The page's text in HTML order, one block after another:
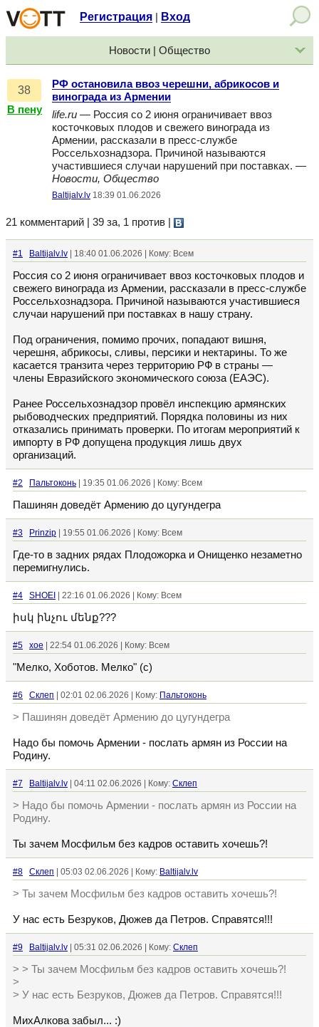
Регистрация Вход
Новости | Общество
38
В пену
РФ остановила ввоз черешни, абрикосов и
винограда из Армении
life.ru — Россия со 2 июня ограничивает ввоз
косточковых плодов и свежего винограда из
Армении, рассказали в пресс-службе
Россельхознадзора. Причиной называются
участившиеся случаи нарушений при поставках. —
Новости, Общество
Baltijalv.lv 18:39 01.06.2026
21 комментарий | 39 за, 1 против
#1 Baltijalv.lv | 18:40 01.06.2026 | Кому: Всем
Россия со 2 июня ограничивает ввоз косточковых плодов и
свежего винограда из Армении, рассказали в пресс-службе
Россельхознадзора. Причиной называются участившиеся
случаи нарушений при поставках в нашу страну.
Под ограничения, помимо прочих, попадают вишня,
черешня, абрикосы, сливы, персики и нектарины. То же
касается транзита через территорию РФ в страны —
члены Евразийского экономического союза (ЕАЭС).
Ранее Россельхознадзор провёл инспекцию армянских
рыбоводческих предприятий. Порядка половины из них
отказались принимать проверки. По итогам мероприятий к
импорту в РФ допущена продукция лишь двух
организаций.
#2 Пальтоконь | 19:35 01.06.2026 | Кому: Всем
Пашинян доведёт Армению до цугундегра
#3 Prinzip | 19:55 01.06.2026 | Кому: Всем
Где-то в задних рядах Плодожорка и Онищенко незаметно
перемигнулись.
#4 SHOEI | 22:16 01.06.2026 | Кому: Всем
իսկ ինչու մենք???
#5 xoe | 22:54 01.06.2026 | Кому: Всем
"Мелко, Хоботов. Мелко" (с)
#6 Склеп | 02:01 02.06.2026 | Кому: Пальтоконь
> Пашинян доведёт Армению до цугундегра
Надо бы помочь Армении - послать армян из России на
Родину.
#7 Baltijalv.lv | 04:11 02.06.2026 | Кому: Склеп
> Надо бы помочь Армении - послать армян из России на
Родину.
Ты зачем Мосфильм без кадров оставить хочешь?!
#8 Склеп | 05:03 02.06.2026 | Кому: Baltijalv.lv
> Ты зачем Мосфильм без кадров оставить хочешь?!
У нас есть Безруков, Дюжев да Петров. Справятся!!!
#9 Baltijalv.lv | 05:31 02.06.2026 | Кому: Склеп
> > Ты зачем Мосфильм без кадров оставить хочешь?!
>
> У нас есть Безруков, Дюжев да Петров. Справятся!!!
МихАлкова забыл... :)